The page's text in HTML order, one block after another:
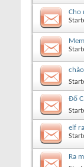
Cho
Đố
elf
Ra